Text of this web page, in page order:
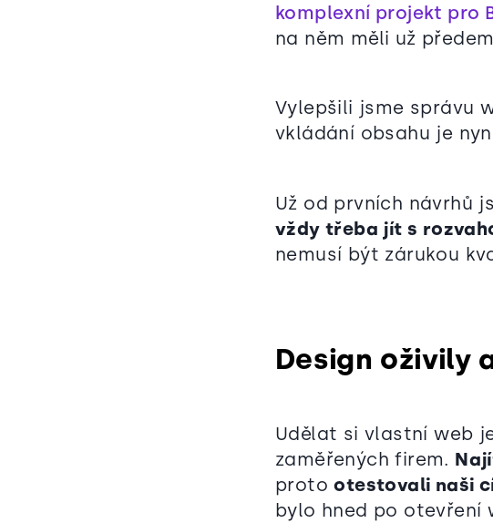
komplexní projekt pro
na něm měli už
Vylepšili jsme správu
vkládání obsahu je
Už od prvních návrhů
vždy třeba jít s
nemusí být zárukou
Design oživily
Udělat si vlastní web
zaměřených firem.
protootestovali naši
bylo hned po otevření